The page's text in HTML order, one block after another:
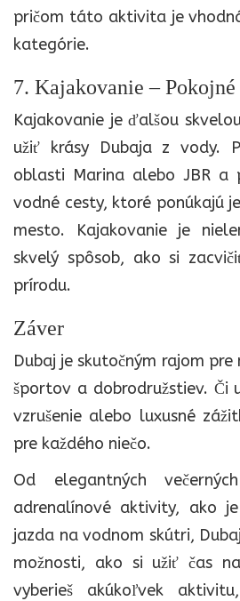
pričom táto aktivita je
kategórie.
7. Kajakovanie –
Kajakovanie je ďalšou
užiť krásy Dubaja z vody.
oblasti Marina alebo JBR a
vodné cesty, ktoré ponúkajú
mesto. Kajakovanie je
skvelý spôsob, ako si
prírodu.
Záver
Dubaj je skutočným rajom
športov a dobrodružstiev. Či
vzrušenie alebo luxusné
pre každého niečo.
Od elegantných
adrenalínové aktivity, ako
jazda na vodnom skútri,
možnosti, ako si užiť čas
vyberieš akúkoľvek